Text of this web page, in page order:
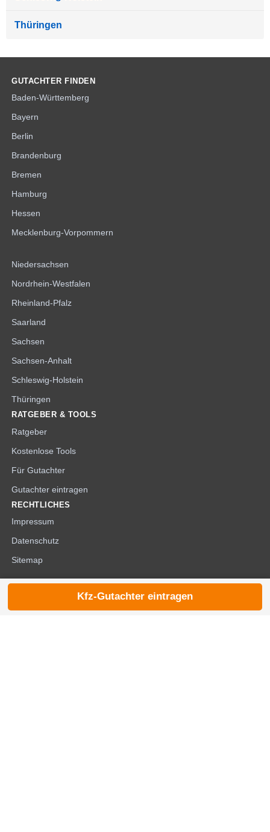
Thüringen
GUTACHTER FINDEN
Baden-Württemberg
Bayern
Berlin
Brandenburg
Bremen
Hamburg
Hessen
Mecklenburg-Vorpommern
Niedersachsen
Nordrhein-Westfalen
Rheinland-Pfalz
Saarland
Sachsen
Sachsen-Anhalt
Schleswig-Holstein
Thüringen
RATGEBER & TOOLS
Ratgeber
Kostenlose Tools
Für Gutachter
Gutachter eintragen
RECHTLICHES
Impressum
Datenschutz
Sitemap
© 2026 die-kfzgutachter.de
Kfz-Gutachter eintragen